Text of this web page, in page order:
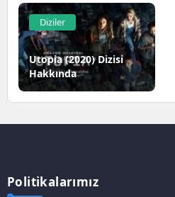
Diziler
Utopia (2020) Dizisi
Hakkında
Politikalarımız